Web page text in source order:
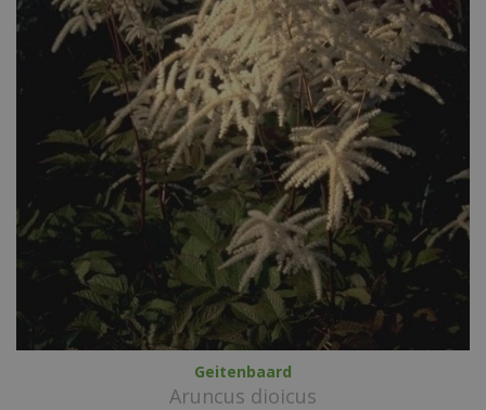
Geitenbaard
Aruncus dioicus